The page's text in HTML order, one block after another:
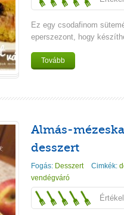
Ez egy csodafinom
eperszezont, hogy
Tovább
Almás-
desszert
Fogás: Desszert Cimkék:
vendégváró